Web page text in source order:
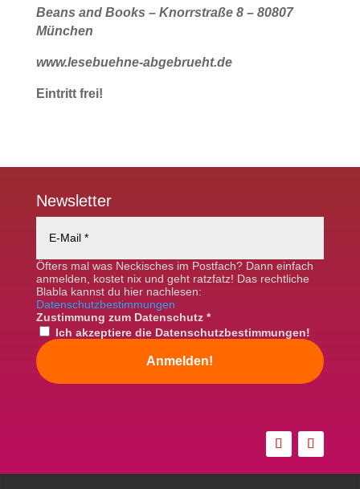
Beans and Books – Knorrstraße 8 – 80807
München
www.lesebuehne-abgebrueht.de
Eintritt frei!
Newsletter
Öfters mal was Neckisches im Postfach? Dann einfach
anmelden, kostet nix und geht ratzfatz! Das rechtliche
Blabla kannst du hier nachlesen:
Datenschutzbestimmungen
Zustimmung zum Datenschutz *
Ich akzeptiere die Datenschutzbestimmungen!